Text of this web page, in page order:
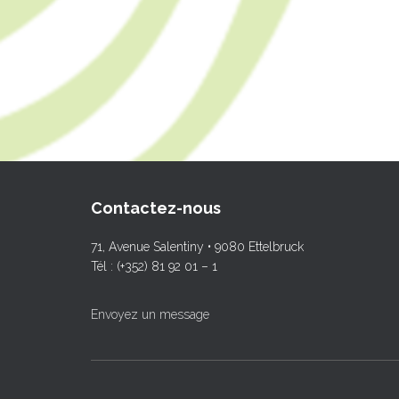
Contactez-nous
71, Avenue Salentiny • 9080 Ettelbruck
Tél : (+352) 81 92 01 – 1
Envoyez un message